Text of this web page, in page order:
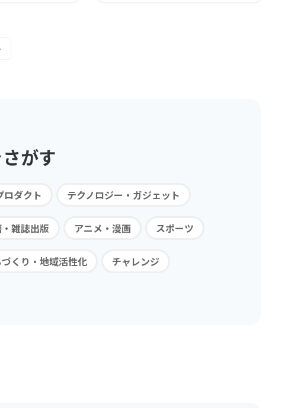
さがす
ロダクト テクノロジー・ガジェット
雑誌出版 アニメ・漫画 スポーツ
づくり・地域活性化 チャレンジ